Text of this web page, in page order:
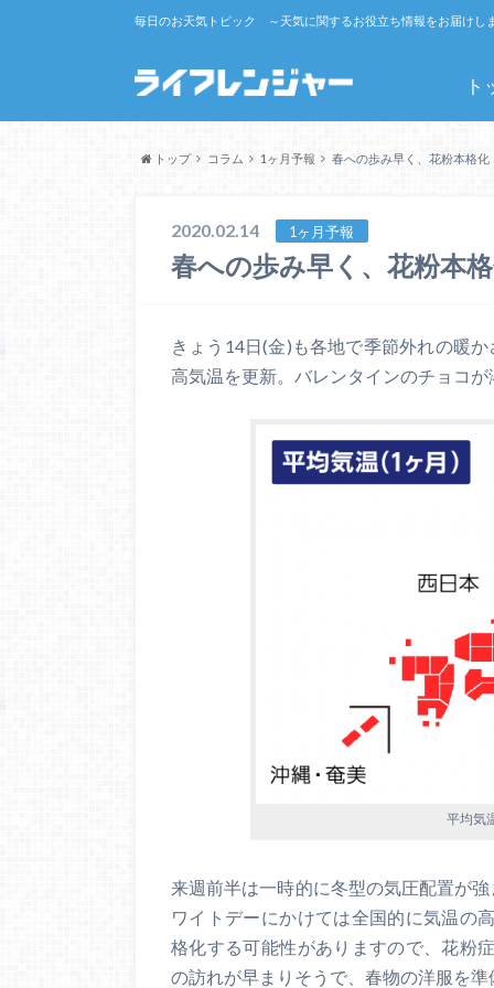
毎日のお天気トピック ～天気に関するお役立ち情報をお届けし
ト
トップ コラム 1ヶ月予報 春への歩み早く、花粉本格化
2020.02.14 1ヶ月予報
春への歩み早く、花粉本
きょう14日(金)も各地で季節外れの暖
高気温を更新。バレンタインのチョコ
平均気
来週前半は一時的に冬型の気圧配置が
ワイトデーにかけては全国的に気温の
格化する可能性がありますので、花粉
の訪れが早まりそうで、春物の洋服を